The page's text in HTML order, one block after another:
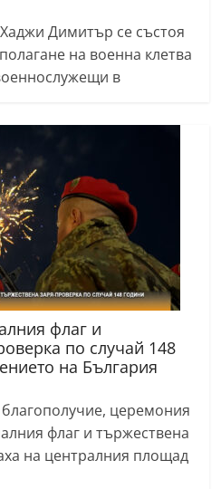
Димитър се състоя
на военна клетва
в
флаг и
по случай 148
на България
церемония
флаг и тържествена
на централния площад